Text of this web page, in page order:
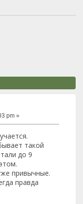
pm »
такой
до 9
привычные.
правда